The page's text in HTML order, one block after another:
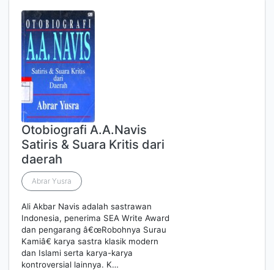
Otobiografi A.A.Navis
Satiris & Suara Kritis dari
daerah
Abrar Yusra
Ali Akbar Navis adalah sastrawan
Indonesia, penerima SEA Write Award
dan pengarang â€œRobohnya Surau
Kamiâ€ karya sastra klasik modern
dan Islami serta karya-karya
kontroversial lainnya. K…